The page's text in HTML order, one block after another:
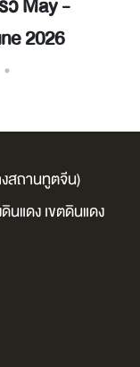
ว May -
2026
สถานทูตจีน)
นแดง เขตดินแดง